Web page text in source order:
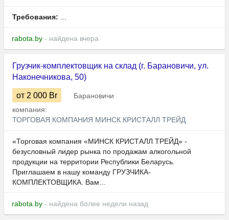
Требования: ...
rabota.by - найдена вчера
Грузчик-комплектовщик на склад (г. Барановичи, ул.
Наконечникова, 50)
от 2 000 Br
Барановичи
компания:
ТОРГОВАЯ КОМПАНИЯ МИНСК КРИСТАЛЛ ТРЕЙД
«Торговая компания «МИНСК КРИСТАЛЛ ТРЕЙД» -
безусловный лидер рынка по продажам алкогольной
продукции на территории Республики Беларусь.
Приглашаем в нашу команду ГРУЗЧИКА-
КОМПЛЕКТОВЩИКА. Вам...
rabota.by - найдена более недели назад